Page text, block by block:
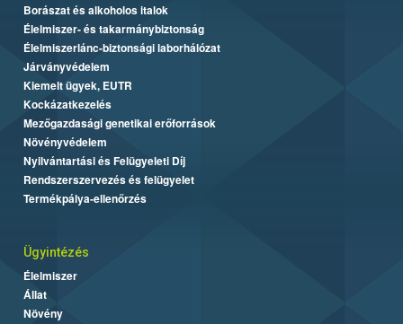
Borászat és alkoholos italok
Élelmiszer- és takarmánybiztonság
Élelmiszerlánc-biztonsági laborhálózat
Járványvédelem
Kiemelt ügyek, EUTR
Kockázatkezelés
Mezőgazdasági genetikai erőforrások
Növényvédelem
Nyilvántartási és Felügyeleti Díj
Rendszerszervezés és felügyelet
Termékpálya-ellenőrzés
Ügyintézés
Élelmiszer
Állat
Növény